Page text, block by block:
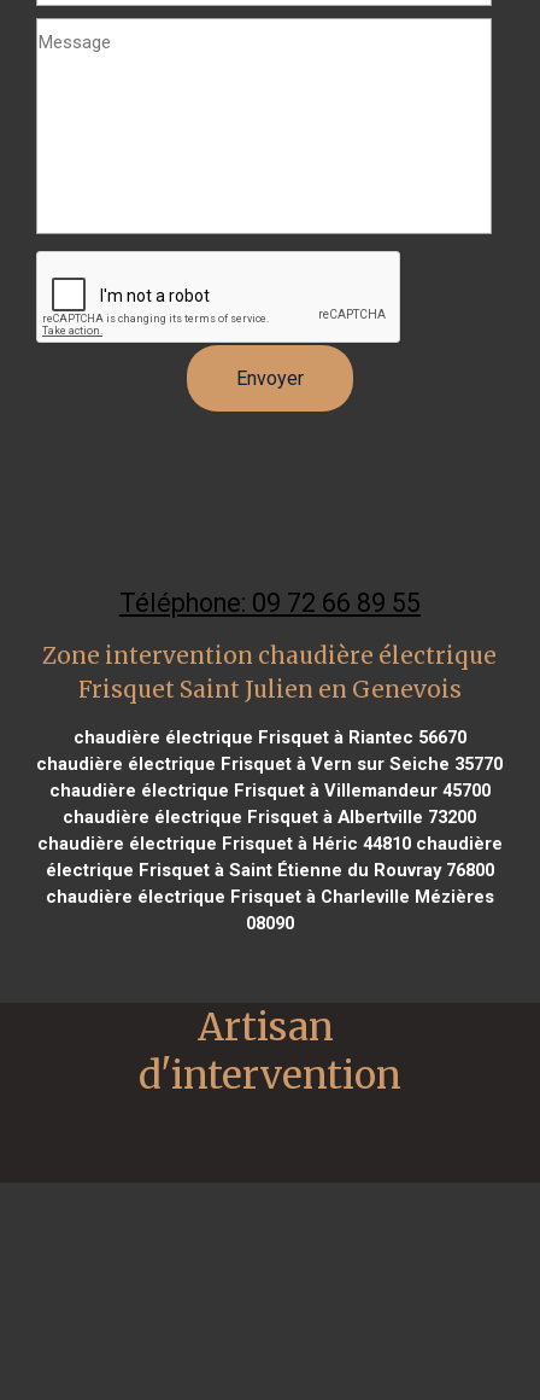
Téléphone: 09 72 66 89 55
Zone intervention chaudière électrique
Frisquet Saint Julien en Genevois
chaudière électrique Frisquet à Riantec 56670
chaudière électrique Frisquet à Vern sur Seiche 35770
chaudière électrique Frisquet à Villemandeur 45700
chaudière électrique Frisquet à Albertville 73200
chaudière électrique Frisquet à Héric 44810chaudière
électrique Frisquet à Saint Étienne du Rouvray 76800
chaudière électrique Frisquet à Charleville Mézières
08090
Artisan
d'intervention